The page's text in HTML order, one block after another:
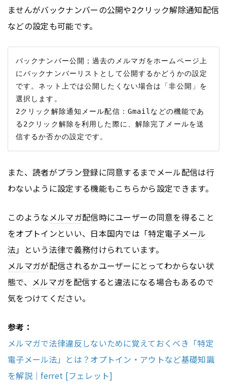
ませんがバックナンバーの公開や2クリック解除通知配信
などの設定も可能です。
バックナンバー公開；過去のメルマガをホームページ上
にバックナンバーリストとして公開するかどうかの設定
です。ネット上では公開したくない場合は「非公開」を
選択します。
2クリック解除通知メール配信：Gmailなどの機能であ
る2クリック解除を利用した際に、解除完了メールを送
また、読者がプラン登録に同意するまでメール配信は行
わないように設定する機能もこちらから設定できます。
このような メルマガ配信時にユーザーの同意を得ること
をオプトインといい、日本国内では「特定電子メール
法 」という法律で義務付けられています。
メルマガが配信されるかユーザーにとってわからない状
態で、 メルマガを配信すると違法になる場合もあるので
気をつけてください。
参考：
メルマガで法律違反しないために覚えておくべき「特定
電子メール法」とは？オプトイン・アウトなど基礎知識
を解説｜ferret [フェレット]